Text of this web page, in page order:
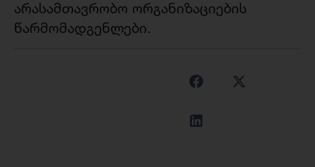
არასამთავრობო ორგანიზაციების
წარმომადგენლები.